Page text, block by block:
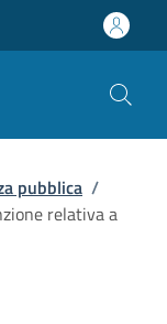
pubblica /
relativa a